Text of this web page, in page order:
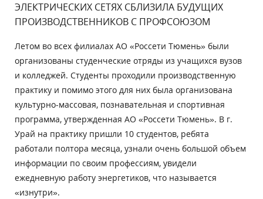
ЭЛЕКТРИЧЕСКИХ СЕТЯХ СБЛИЗИЛА БУДУЩИХ
ПРОИЗВОДСТВЕННИКОВ С ПРОФСОЮЗОМ
Летом во всех филиалах АО «Россети Тюмень» были
организованы студенческие отряды из учащихся вузов
и колледжей. Студенты проходили производственную
практику и помимо этого для них была организована
культурно-массовая, познавательная и спортивная
программа, утвержденная АО «Россети Тюмень». В г.
Урай на практику пришли 10 студентов, ребята
работали полтора месяца, узнали очень большой объем
информации по своим профессиям, увидели
ежедневную работу энергетиков, что называется
«изнутри».